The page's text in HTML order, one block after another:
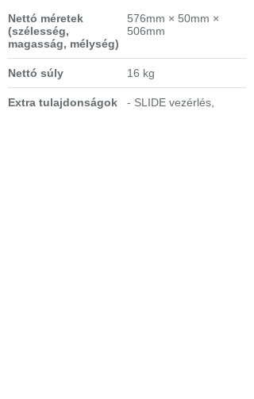
Nettó méretek
(szélesség,
magasság, mélység)
576mm × 50mm ×
506mm
Nettó súly 16 kg
Extra tulajdonságok
- SLIDE vezérlés,